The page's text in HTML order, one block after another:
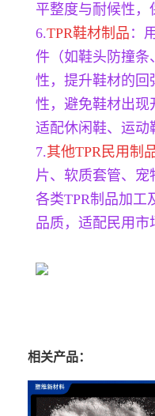
平整度与耐候性，
6.TPR鞋材制品 ：
件（如鞋头防撞条
性，提升鞋材的回
性，避免鞋材出现
适配休闲鞋、运动
7.其他TPR民用制
片、软质套管、
各类TPR制品加工
品质，适配民用市
相关产品：